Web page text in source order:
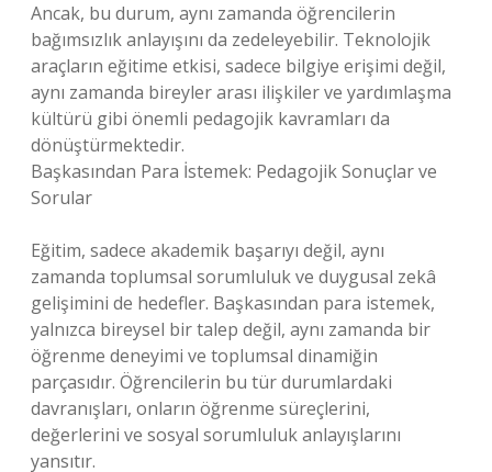
Ancak, bu durum, aynı zamanda öğrencilerin
bağımsızlık anlayışını da zedeleyebilir. Teknolojik
araçların eğitime etkisi, sadece bilgiye erişimi değil,
aynı zamanda bireyler arası ilişkiler ve yardımlaşma
kültürü gibi önemli pedagojik kavramları da
dönüştürmektedir.
Başkasından Para İstemek: Pedagojik Sonuçlar ve
Sorular
Eğitim, sadece akademik başarıyı değil, aynı
zamanda toplumsal sorumluluk ve duygusal zekâ
gelişimini de hedefler. Başkasından para istemek,
yalnızca bireysel bir talep değil, aynı zamanda bir
öğrenme deneyimi ve toplumsal dinamiğin
parçasıdır. Öğrencilerin bu tür durumlardaki
davranışları, onların öğrenme süreçlerini,
değerlerini ve sosyal sorumluluk anlayışlarını
yansıtır.